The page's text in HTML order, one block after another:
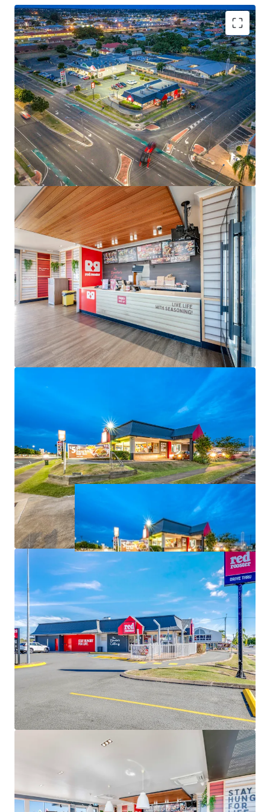
Key investment highlights include:
-Brand new 15-year net lease to Red Rooster Foods Pty Ltd
(a subsidiary of Craveable Brands) expiring 30 June 2040
-2 x 10-year options extending lease tenure through to
2060
-Fixed 3.0% annual rental increases
-Net lease structure with tenant responsible for all usual
outgoings
-Prominent2,706sqm corner landholding
with 100m+
street frontage
-Corporate-backed income with operational risk passed
through to an experienced franchisee
-Proven fast-food location with 20+ years of continuous
trading
-Net Income of $160,900 per annum.
The opportunity to acquire this defensive fast-food
investment is For Sale via Expressions of Interest
closing 4:00pm (AEST), Thursday 25 June 2026.
All items are approximate. All financial information is as
at 1 July 2026.